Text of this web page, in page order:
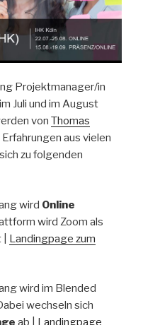
Projektmanager/in
Juli und im August
von Thomas
aus vielen
zu folgenden
wird Online
wird Zoom als
Landingpage zum
wird im Blended
wechseln sich